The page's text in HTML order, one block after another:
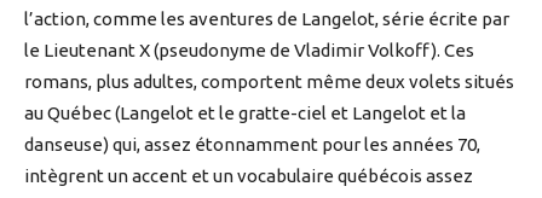
l’action, comme les aventures de Langelot, série écrite par
le Lieutenant X (pseudonyme de Vladimir Volkoff). Ces
romans, plus adultes, comportent même deux volets situés
au Québec (Langelot et le gratte-ciel et Langelot et la
danseuse) qui, assez étonnamment pour les années 70,
intègrent un accent et un vocabulaire québécois assez